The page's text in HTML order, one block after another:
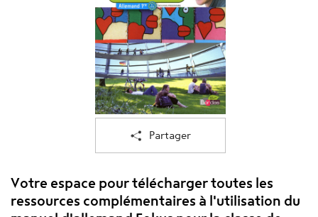
Partager
Votre espace pour télécharger toutes les
ressources complémentaires à l'utilisation du